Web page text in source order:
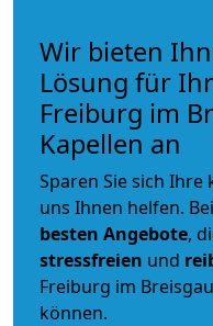
Wir bieten
Lösung für
Freiburg im
Kapellen an
Sparen Sie sich Ihre
uns Ihnen helfen.
besten Angebote,
stressfreien und
Freiburg im
können.